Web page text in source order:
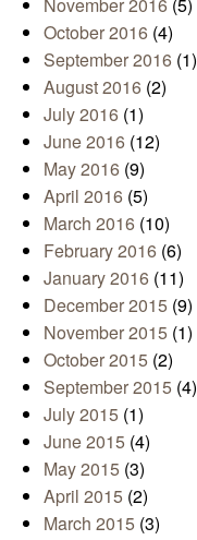
November 2016 (5)
October 2016 (4)
September 2016 (1)
August 2016 (2)
July 2016 (1)
June 2016 (12)
May 2016 (9)
April 2016 (5)
March 2016 (10)
February 2016 (6)
January 2016 (11)
December 2015 (9)
November 2015 (1)
October 2015 (2)
September 2015 (4)
July 2015 (1)
June 2015 (4)
May 2015 (3)
April 2015 (2)
March 2015 (3)